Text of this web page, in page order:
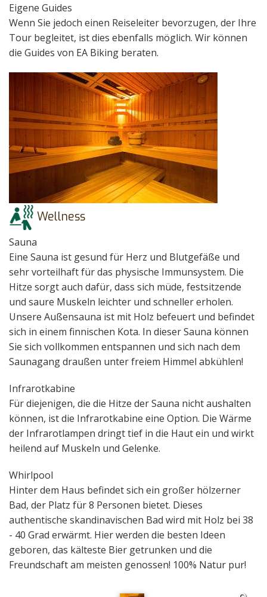
Eigene Guides
Wenn Sie jedoch einen Reiseleiter bevorzugen, der Ihre
Tour begleitet, ist dies ebenfalls möglich. Wir können
die Guides von EA Biking beraten.
Wellness
Sauna
Eine Sauna ist gesund für Herz und Blutgefäße und
sehr vorteilhaft für das physische Immunsystem. Die
Hitze sorgt auch dafür, dass sich müde, festsitzende
und saure Muskeln leichter und schneller erholen.
Unsere Außensauna ist mit Holz befeuert und befindet
sich in einem finnischen Kota. In dieser Sauna können
Sie sich vollkommen entspannen und sich nach dem
Saunagang draußen unter freiem Himmel abkühlen!
Infrarotkabine
Für diejenigen, die die Hitze der Sauna nicht aushalten
können, ist die Infrarotkabine eine Option. Die Wärme
der Infrarotlampen dringt tief in die Haut ein und wirkt
heilend auf Muskeln und Gelenke.
Whirlpool
Hinter dem Haus befindet sich ein großer hölzerner
Bad, der Platz für 8 Personen bietet. Dieses
authentische skandinavischen Bad wird mit Holz bei 38
- 40 Grad erwärmt. Hier werden die besten Ideen
geboren, das kälteste Bier getrunken und die
Freundschaft am meisten genossen! 100% Natur pur!